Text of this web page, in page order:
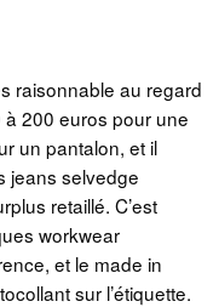
raisonnable au regard
200 euros pour une
un pantalon, et il
jeans selvedge
retaillé. C’est
workwear
et le made in
sur l’étiquette.